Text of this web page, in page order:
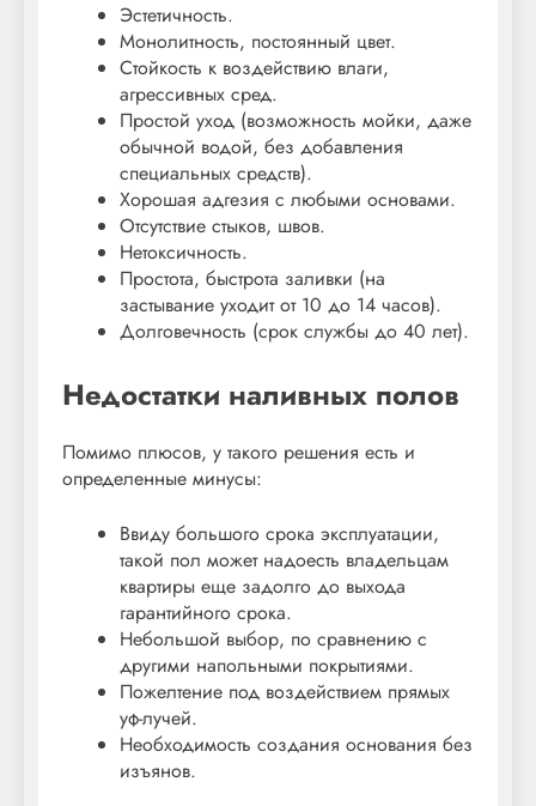
Эстетичность.
Монолитность, постоянный цвет.
Стойкость к воздействию влаги,
агрессивных сред.
Простой уход (возможность мойки, даже
обычной водой, без добавления
специальных средств).
Хорошая адгезия с любыми основами.
Отсутствие стыков, швов.
Нетоксичность.
Простота, быстрота заливки (на
застывание уходит от 10 до 14 часов).
Долговечность (срок службы до 40 лет).
Недостатки наливных полов
Помимо плюсов, у такого решения есть и
определенные минусы:
Ввиду большого срока эксплуатации,
такой пол может надоесть владельцам
квартиры еще задолго до выхода
гарантийного срока.
Небольшой выбор, по сравнению с
другими напольными покрытиями.
Пожелтение под воздействием прямых
уф-лучей.
Необходимость создания основания без
изъянов.